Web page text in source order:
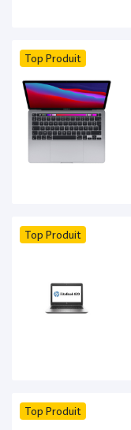
Top Produit
Top Produit
Top Produit